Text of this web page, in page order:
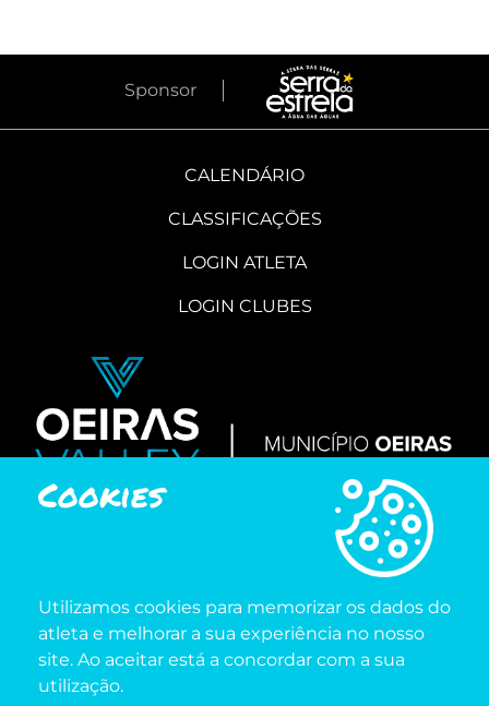
Sponsor
CALENDÁRIO
CLASSIFICAÇÕES
LOGIN ATLETA
LOGIN CLUBES
WE RUN SPORT CONSULTING
218 228 784 (CHAMADA PARA A REDE FIXA
NACIONAL)
Cookies
Utilizamos cookies para memorizar os dados do
atleta e melhorar a sua experiência no nosso
site. Ao aceitar está a concordar com a sua
utilização.